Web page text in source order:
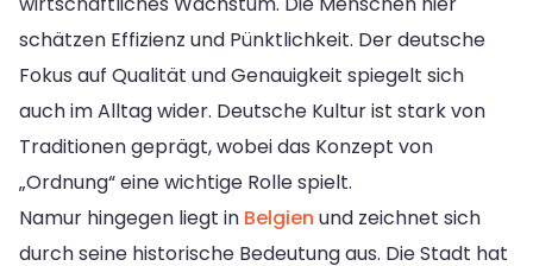
schätzen Effizienz und Pünktlichkeit. Der deutsche
Fokus auf Qualität und Genauigkeit spiegelt sich
auch im Alltag wider. Deutsche Kultur ist stark von
Traditionen geprägt, wobei das Konzept von
„Ordnung“ eine wichtige Rolle spielt.
Namur hingegen liegt in Belgien und zeichnet sich
durch seine historische Bedeutung aus. Die Stadt hat